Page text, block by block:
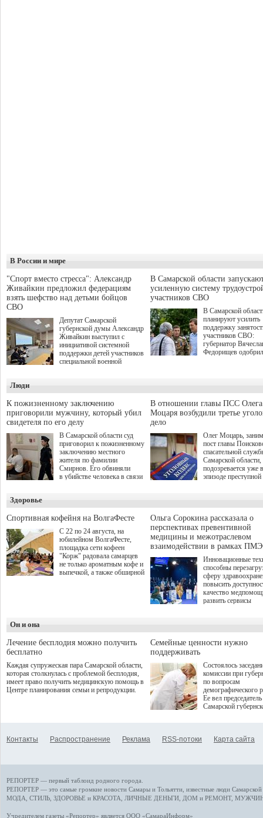
В России и мире
"Спорт вместо стресса": Александр
Живайкин предложил федерациям
взять шефство над детьми бойцов
СВО
Депутат Самарской
губернской думы Александр
Живайкин выступил с
инициативой системной
поддержки детей участников
специальной военной
"Помощь фронту и семьям
участников СВО", которая
прошла в Отрадном 7
августа.
В Самарской области
усиленную систему
участников СВО
В Самарской
планируют усилить
поддержку
участников СВО:
губернатор
Федорищев
на трудоустройство
спокойную
мирной жизни.
Люди
К пожизненному заключению
приговорили мужчину, который убил
свидетеля по его делу
В Самарской области суд
приговорил к пожизненному
заключению местного
жителя по фамилии
Смирнов. Его обвиняли
в убийстве человека в связи
В отношении главы ПСС Олега
Моцаря возбудили третье
дело
Олег Моцарь,
пост главы
спасательной
Самарской области,
подозревается уже
эпизоде преступной
а сам он
Здоровье
Спортивная кофейня на ВолгаФесте
С 22 по 24 августа, на
юбилейном ВолгаФесте,
площадка сети кофеен
"Корж" радовала самарцев
не только ароматным кофе и
выпечкой, а также обширной
Ольга Сорокина рассказала о
перспективах превентивной
медицины и межотраслевом
взаимодействии в рамках
Инновационные
способны
сферу
повысить
качество
развить сервисы
определенными
К ним можно
возникающие при
данными
более динамичного
проникновения
сегмент
отраслевое
рассказала Ольга
ходе сессии
качества жизни" в
ПМЭФ 2025. В
Он и она
Лечение бесплодия можно получить
бесплатно
Каждая супружеская пара Самарской области,
которая столкнулась с проблемой бесплодия,
имеет право получить медицинскую помощь в
Центре планирования семьи и репродукции.
Семейные ценности нужно
поддерживать
Состоялось
комиссии при
по вопросам
демографического
Ее вел председатель
Самарской
Контакты Распространение Реклама RSS-потоки Карта сайта
РЕПОРТЕР — первый таблоид родного города.
РЕПОРТЕР — это самые громкие новости Самары и Тольятти, известные люди
МОДА, СТИЛЬ ЗДОРОВЬЕ и КРАСОТА ЛИЧНЫЕ ДЕНЬГИ ДОМ и РЕМОНТ,
Учредителем газеты «Репортер» является ООО «СамараИнформ»